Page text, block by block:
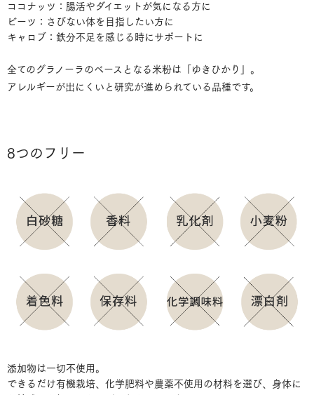
ココナッツ：腸活やダイエットが気になる方に
ビーツ：さびない体を目指したい方に
キャロブ：鉄分不足を感じる時にサポートに
全てのグラノーラのベースとなる米粉は「ゆきひかり」。
アレルギーが出にくいと研究が進められている品種です。
8つのフリー
添加物は一切不使用。
できるだけ有機栽培、化学肥料や農薬不使用の材料を選び、身体に